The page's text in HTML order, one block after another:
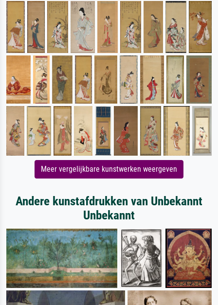
Meer vergelijkbare kunstwerken weergeven
Andere kunstafdrukken van Unbekannt
Unbekannt